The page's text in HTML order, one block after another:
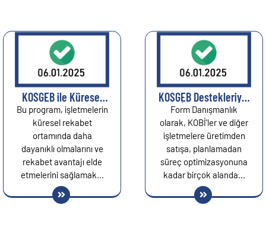
KOSGEB ile Küresel
Pazarda Güçlü
Adımlar Atın...
Bu program, işletmelerin
küresel rekabet
ortamında daha
dayanıklı olmalarını ve
rekabet avantajı elde
etmelerini sağlamak...
KOSGEB Destekleriyle
İşletmenizi
Güçlendirin ve
Verimliliği Artırın...
Form Danışmanlık
olarak, KOBİ'ler ve diğer
işletmelere üretimden
satışa, planlamadan
süreç optimizasyonuna
kadar birçok alanda...